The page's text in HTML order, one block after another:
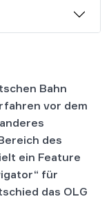
Bahn
vor dem
des
ein Feature
für
das OLG